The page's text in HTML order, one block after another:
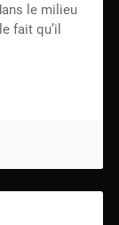
le milieu
fait qu’il